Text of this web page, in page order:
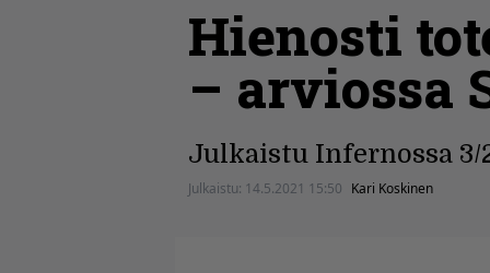
Hienosti
– arviossa
Julkaistu Infernossa 3/
Julkaistu: 14.5.2021 15:50 Kari Koskinen